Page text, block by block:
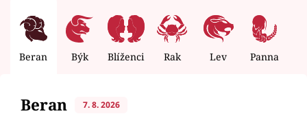
Beran Býk Blíženci Rak Lev Panna
Beran 7. 8. 2026